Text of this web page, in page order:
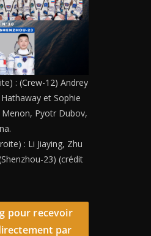
: (Crew-12) Andrey
et Sophie
Pyotr Dubov,
: Li Jiaying, Zhu
23) (crédit
pour recevoir
par